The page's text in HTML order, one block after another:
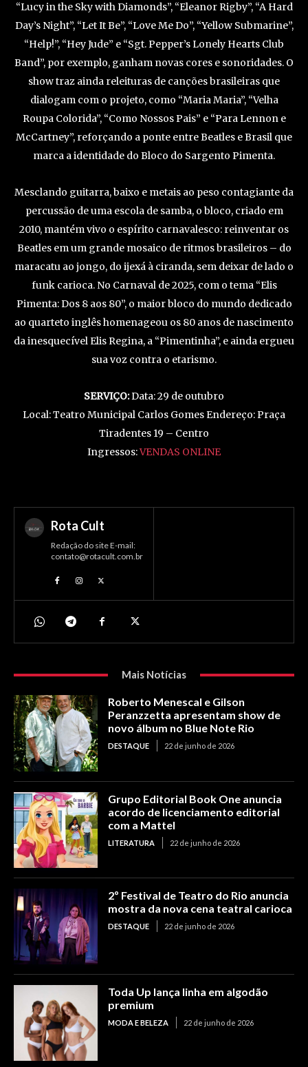
“Lucy in the Sky with Diamonds”, “Eleanor Rigby”, “A Hard
Day’s Night”, “Let It Be”, “Love Me Do”, “Yellow Submarine”,
“Help!”, “Hey Jude” e “Sgt. Pepper’s Lonely Hearts Club
Band”, por exemplo, ganham novas cores e sonoridades. O
show traz ainda releituras de canções brasileiras que
dialogam com o projeto, como “Maria Maria”, “Velha
Roupa Colorida”, “Como Nossos Pais” e “Para Lennon e
McCartney”, reforçando a ponte entre Beatles e Brasil que
marca a identidade do Bloco do Sargento Pimenta.
Mesclando guitarra, baixo e metais ao peso contagiante da
percussão de uma escola de samba, o bloco, criado em
2010, mantém vivo o espírito carnavalesco: reinventar os
Beatles em um grande mosaico de ritmos brasileiros – do
maracatu ao jongo, do ijexá à ciranda, sem deixar de lado o
funk carioca. No Carnaval de 2025, com o tema “Elis
Pimenta: Dos 8 aos 80”, o maior bloco do mundo dedicado
ao quarteto inglês homenageou os 80 anos de nascimento
da inesquecível Elis Regina, a “Pimentinha”, e ainda ergueu
sua voz contra o etarismo.
SERVIÇO:Data: 29 de outubro
Local: Teatro Municipal Carlos Gomes Endereço: Praça
Tiradentes 19 – Centro
Ingressos:VENDAS ONLINE
Rota Cult
Redação do site E-mail:
contato@rotacult.com.br
Mais Notícias
Roberto Menescal e Gilson
Peranzzetta apresentam show de
novo álbum no Blue Note Rio
DESTAQUE 22 de junho de 2026
Grupo Editorial Book One anuncia
acordo de licenciamento editorial
com a Mattel
LITERATURA 22 de junho de 2026
2º Festival de Teatro do Rio anuncia
mostra da nova cena teatral carioca
DESTAQUE 22 de junho de 2026
Toda Up lança linha em algodão
premium
MODA E BELEZA 22 de junho de 2026